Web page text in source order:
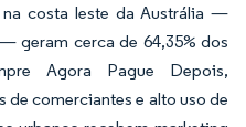
costa leste da Austrália —
geram cerca de 64,35% dos
Agora Pague Depois,
de comerciantes e alto uso de